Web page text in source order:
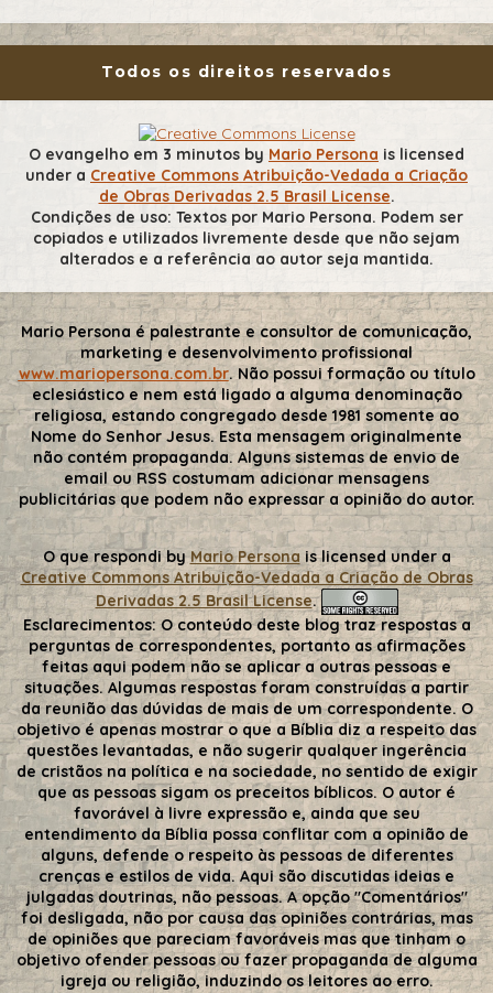
Todos os direitos reservados
O evangelho em 3 minutos by Mario Persona is licensed
under a Creative Commons Atribuição-Vedada a Criação
de Obras Derivadas 2.5 Brasil License.
Condições de uso: Textos por Mario Persona. Podem ser
copiados e utilizados livremente desde que não sejam
alterados e a referência ao autor seja mantida.
Mario Persona é palestrante e consultor de comunicação,
marketing e desenvolvimento profissional
www.mariopersona.com.br. Não possui formação ou título
eclesiástico e nem está ligado a alguma denominação
religiosa, estando congregado desde 1981 somente ao
Nome do Senhor Jesus. Esta mensagem originalmente
não contém propaganda. Alguns sistemas de envio de
email ou RSS costumam adicionar mensagens
publicitárias que podem não expressar a opinião do autor.
O que respondibyMario Personais licensed under a
Creative Commons Atribuição-Vedada a Criação de Obras
Derivadas 2.5 Brasil License.
Esclarecimentos: O conteúdo deste blog traz respostas a
perguntas de correspondentes, portanto as afirmações
feitas aqui podem não se aplicar a outras pessoas e
situações. Algumas respostas foram construídas a partir
da reunião das dúvidas de mais de um correspondente. O
objetivo é apenas mostrar o que a Bíblia diz a respeito das
questões levantadas, e não sugerir qualquer ingerência
de cristãos na política e na sociedade, no sentido de exigir
que as pessoas sigam os preceitos bíblicos. O autor é
favorável à livre expressão e, ainda que seu
entendimento da Bíblia possa conflitar com a opinião de
alguns, defende o respeito às pessoas de diferentes
crenças e estilos de vida. Aqui são discutidas ideias e
julgadas doutrinas, não pessoas. A opção "Comentários"
foi desligada, não por causa das opiniões contrárias, mas
de opiniões que pareciam favoráveis mas que tinham o
objetivo ofender pessoas ou fazer propaganda de alguma
igreja ou religião, induzindo os leitores ao erro.